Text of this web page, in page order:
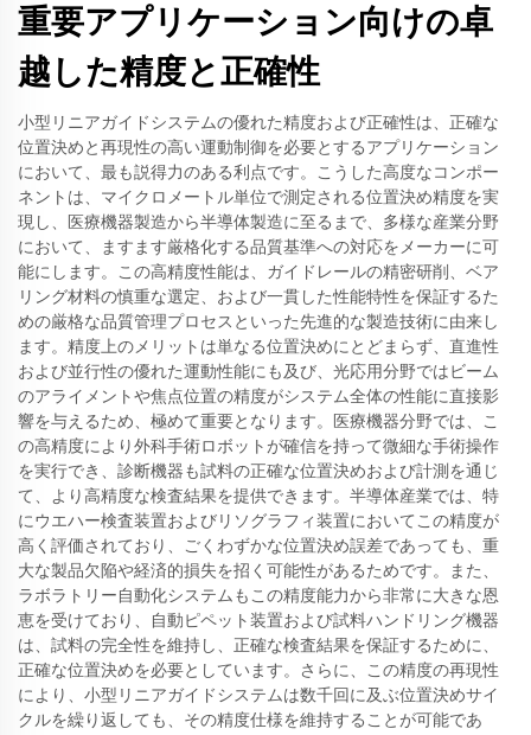
重要アプリケーション向けの卓
越した精度と正確性
小型リニアガイドシステムの優れた精度および正確性は、正確な
位置決めと再現性の高い運動制御を必要とするアプリケーション
において、最も説得力のある利点です。こうした高度なコンポー
ネントは、マイクロメートル単位で測定される位置決め精度を実
現し、医療機器製造から半導体製造に至るまで、多様な産業分野
において、ますます厳格化する品質基準への対応をメーカーに可
能にします。この高精度性能は、ガイドレールの精密研削、ベア
リング材料の慎重な選定、および一貫した性能特性を保証するた
めの厳格な品質管理プロセスといった先進的な製造技術に由来し
ます。精度上のメリットは単なる位置決めにとどまらず、直進性
および並行性の優れた運動性能にも及び、光応用分野ではビーム
のアライメントや焦点位置の精度がシステム全体の性能に直接影
響を与えるため、極めて重要となります。医療機器分野では、こ
の高精度により外科手術ロボットが確信を持って微細な手術操作
を実行でき、診断機器も試料の正確な位置決めおよび計測を通じ
て、より高精度な検査結果を提供できます。半導体産業では、特
にウエハー検査装置およびリソグラフィ装置においてこの精度が
高く評価されており、ごくわずかな位置決め誤差であっても、重
大な製品欠陥や経済的損失を招く可能性があるためです。また、
ラボラトリー自動化システムもこの精度能力から非常に大きな恩
恵を受けており、自動ピペット装置および試料ハンドリング機器
は、試料の完全性を維持し、正確な検査結果を保証するために、
正確な位置決めを必要としています。さらに、この精度の再現性
により、小型リニアガイドシステムは数千回に及ぶ位置決めサイ
クルを繰り返しても、その精度仕様を維持することが可能であ